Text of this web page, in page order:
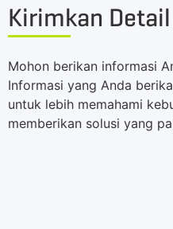
Kirimkan
Mohon berikan informasi
Informasi yang Anda
untuk lebih memahami
memberikan solusi yang